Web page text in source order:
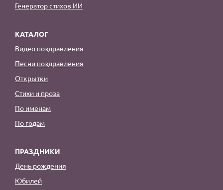
Генератор стихов ИИ
КАТАЛОГ
Видео поздравления
Песни поздравления
Открытки
Стихи и проза
По именам
По годам
ПРАЗДНИКИ
День рождения
Юбилей